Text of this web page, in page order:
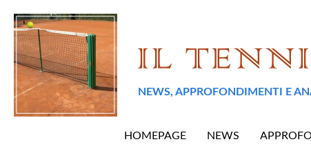
NEWS, APPROFONDIMENTI E
HOMEPAGE NEWS